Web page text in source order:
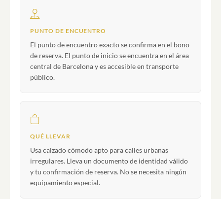
PUNTO DE ENCUENTRO
El punto de encuentro exacto se confirma en el bono
de reserva. El punto de inicio se encuentra en el área
central de Barcelona y es accesible en transporte
público.
QUÉ LLEVAR
Usa calzado cómodo apto para calles urbanas
irregulares. Lleva un documento de identidad válido
y tu confirmación de reserva. No se necesita ningún
equipamiento especial.